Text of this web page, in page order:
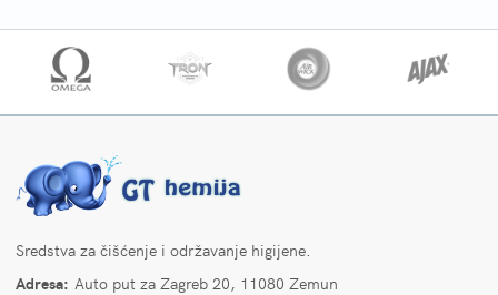
Sredstva za čišćenje i održavanje higijene.
Adresa: Auto put za Zagreb 20, 11080 Zemun